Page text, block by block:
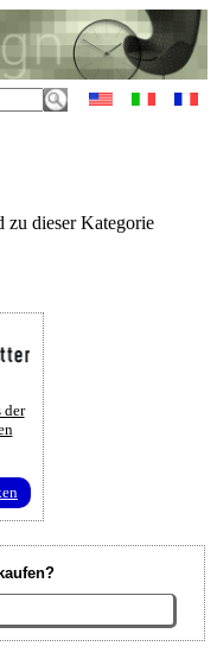
zu dieser Kategorie
der